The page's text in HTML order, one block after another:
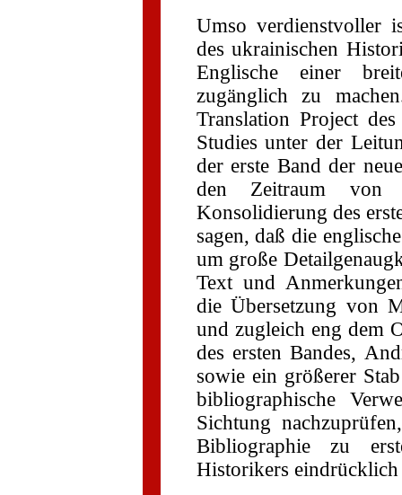
Umso verdienstvoller
des ukrainischen
Englische einer
zugänglich zu
Translation Project
Studies unter der
der erste Band der
den Zeitraum von
Konsolidierung des
sagen, daß die
um große
Text und
die Übersetzung von
und zugleich eng dem
des ersten Bandes,
sowie ein größerer
bibliographische
Sichtung
Bibliographie zu
Historikers